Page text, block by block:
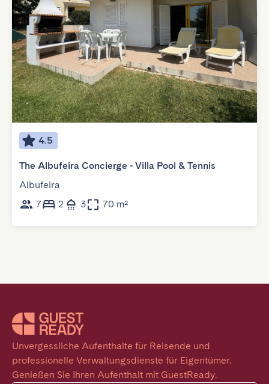
4.5
The Albufeira Concierge - Villa Pool & Tennis
Albufeira
7
2 3 70 m²
Unvergessliche Aufenthalte für Reisende und
professionelle Verwaltungsdienste für Eigentümer.
Genießen Sie Ihren Aufenthalt mit GuestReady.